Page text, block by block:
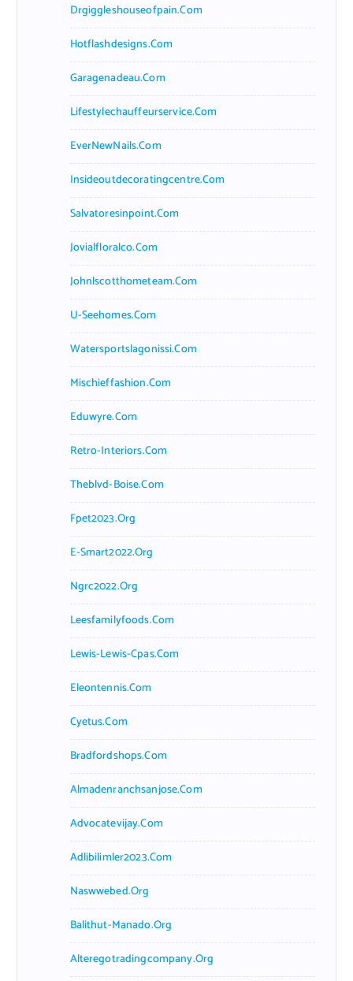
Drgiggleshouseofpain.com
Hotflashdesigns.com
Garagenadeau.com
Lifestylechauffeurservice.com
EverNewNails.com
Insideoutdecoratingcentre.com
Salvatoresinpoint.com
Jovialfloralco.com
Johnlscotthometeam.com
U-Seehomes.com
Watersportslagonissi.com
Mischieffashion.com
Eduwyre.com
Retro-Interiors.com
Theblvd-Boise.com
Fpet2023.org
E-Smart2022.org
Ngrc2022.org
Leesfamilyfoods.com
Lewis-Lewis-Cpas.com
Eleontennis.com
Cyetus.com
Bradfordshops.com
Almadenranchsanjose.com
Advocatevijay.com
Adlibilimler2023.com
Naswwebed.org
Balithut-Manado.org
Alteregotradingcompany.org